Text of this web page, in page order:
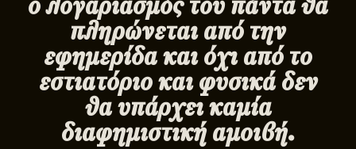
πληρώνεται από την
εφημερίδα και όχι από το
εστιατόριο και φυσικά δεν
θα υπάρχει καμία
διαφημιστική αμοιβή.